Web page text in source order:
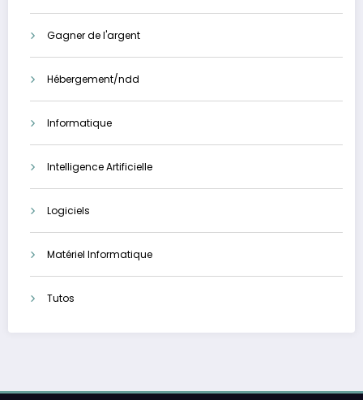
Gagner de l'argent
Hébergement/ndd
Informatique
Intelligence Artificielle
Logiciels
Matériel Informatique
Tutos